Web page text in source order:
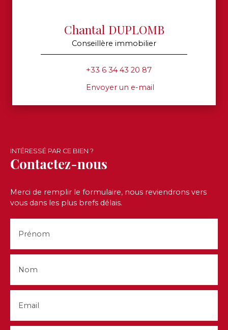
Chantal DUPLOMB
Conseillère immobilier
+33 6 34 43 20 87
Envoyer un e-mail
INTÉRESSÉ PAR CE BIEN ?
Contactez-nous
Merci de remplir le formulaire, nous reviendrons vers
vous dans les plus brefs délais.
Prénom
Nom
Email